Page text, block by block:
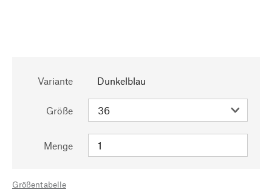
Variante Dunkelblau
Größe
Menge
Größentabelle